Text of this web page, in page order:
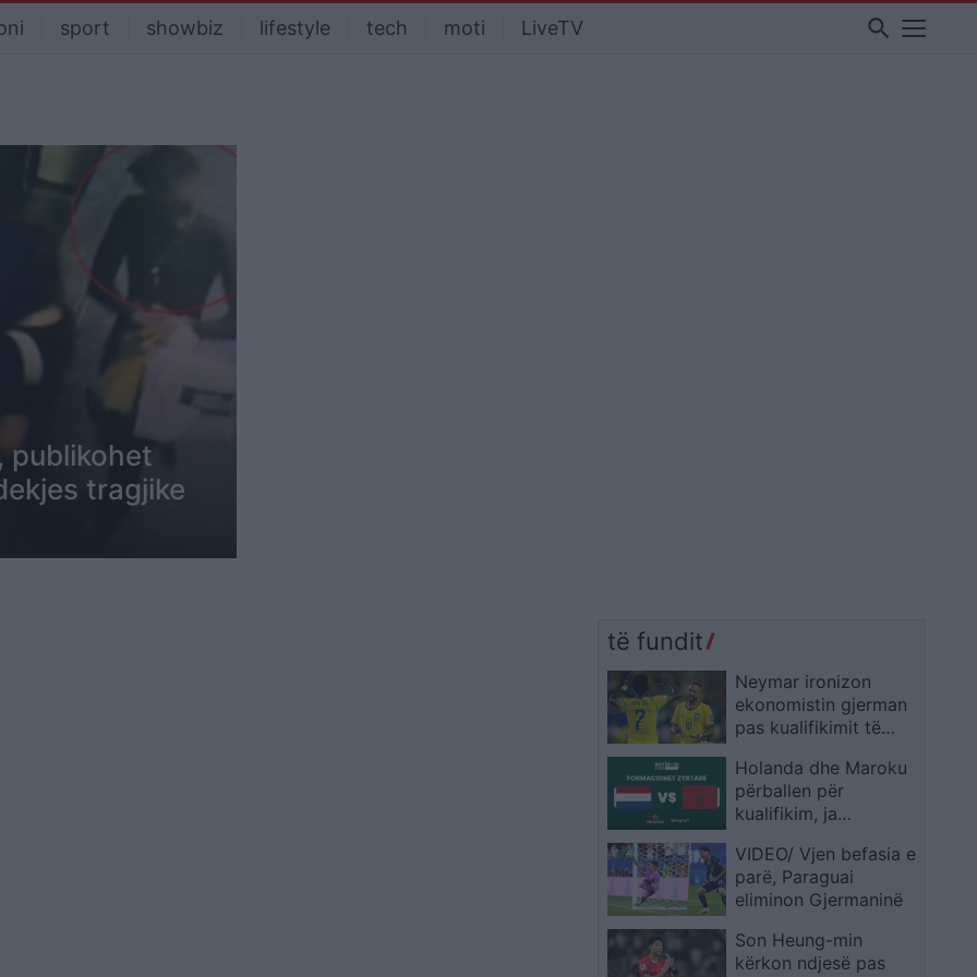
sport showbiz lifestyle tech moti LiveTV search
publikohet
tragjike
të fundit
Neymar ironizon
ekonomistin gjerman
pas kualifikimit të
në Botërorin e
ardhshëm
Holanda dhe Maroku
përballen për
kualifikim, ja
VIDEO/ Vjen befasia e
parë, Paraguai
eliminon Gjermaninë
Son Heung-min
kërkon ndjesë pas